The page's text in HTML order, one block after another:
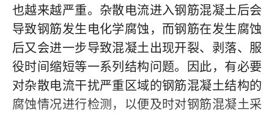
也越来越严重。杂散电流进入钢筋混凝土后会
导致钢筋发生电化学腐蚀，而钢筋在发生腐蚀
后又会进一步导致混凝土出现开裂、剥落、服
役时间缩短等一系列结构问题。因此，有必要
对杂散电流干扰严重区域的钢筋混凝土结构的
腐蚀情况进行检测，以便及时对钢筋混凝土采